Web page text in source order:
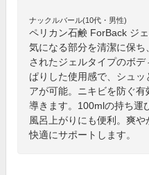
ナックルバール(10代・男性)
ペリカン石鹸 ForBack ジ
気になる部分を清潔に保
されたジェルタイプのボ
ぱりした使用感で、シュ
アが可能。ニキビを防ぐ
導きます。100mlの持ち運
風呂上がりにも便利。爽
快適にサポートします。